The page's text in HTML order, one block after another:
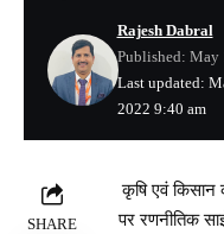
Last updated:
2022 9:40 am
Rajesh Dabral
Published: May
SHARE
कृषि एवं
पर रणनीतिक